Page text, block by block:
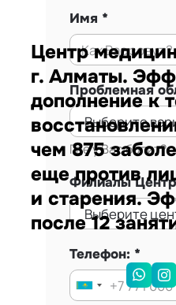
Имя
Проблемная
Где у Вас болит?
Филиалы
Телефон:
Центр
г. Алматы.
дополнение к
чем 875
еще против
и старения.
после 12